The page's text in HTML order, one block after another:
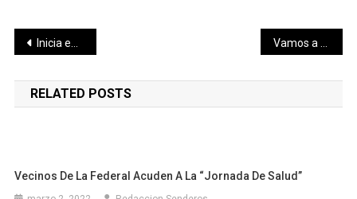
Navegación
de
entradas
Inicia en Kanasín la entrega de recursos municipales del Programa de Asistencia Social
RELATED POSTS
Vecinos De La Federal Acuden A La “Jornada De Salud”